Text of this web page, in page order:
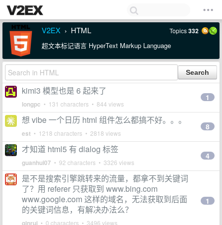
V2EX › HTML Topics332
超文本标记语言 HyperText Markup Language
kimi3 模型也是 6 起来了
longpc • 131 characters • 844 views
1
想 vibe 一个日历 html 组件怎么都搞不好。。。
est • 1218 characters • 2818 views
8
才知道 html5 有 dialog 标签
guanhui07 • 92 characters • 3326 views
4
是不是搜索引擎跳转来的流量，都拿不到关键词
了？用 referer 只获取到 www.bing.com
www.google.com 这样的域名，无法获取到后面
的关键词信息，有解决办法么？
qinrui • 0 characters • 3496 views
1